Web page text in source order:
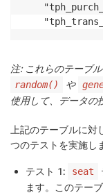
注: これらのテーブル
random() や
使用して、データの
上記のテーブルに
つのテストを実施し
テスト 1: seat
ます。このテー